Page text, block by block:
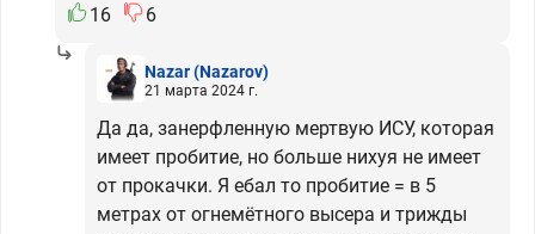
16
6
Nazar(Nazarov)
21 марта 2024 г.
Да да, занерфленную мертвую ИСУ, которая
имеет пробитие, но больше нихуя не имеет
от прокачки. Я ебал то пробитие = в 5
метрах от огнемётного высера и трижды